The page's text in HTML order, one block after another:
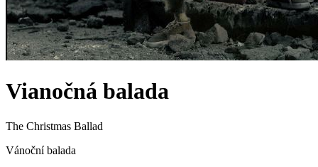
Vianočná balada
The Christmas Ballad
Vánoční balada